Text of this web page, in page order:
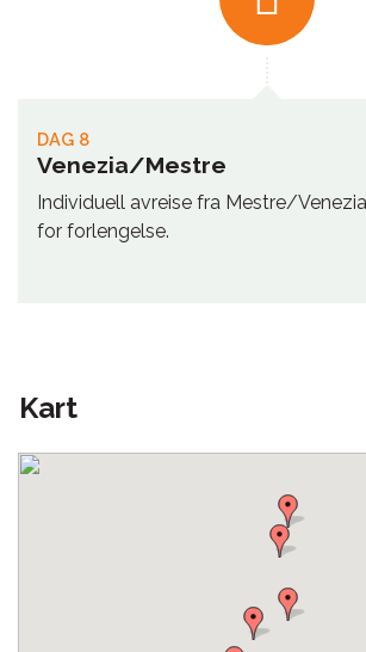
DAG 8
Venezia/Mestre
Individuell avreise fra Mestre/
for forlengelse.
Kart